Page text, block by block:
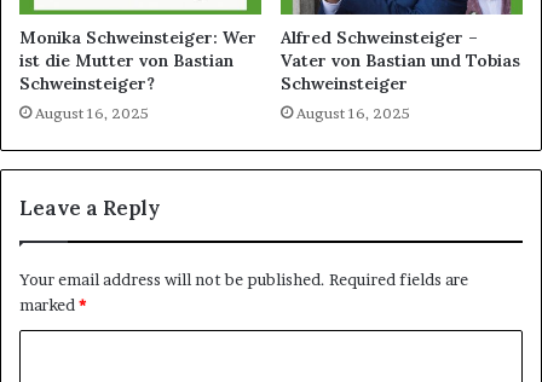
Monika Schweinsteiger: Wer
ist die Mutter von Bastian
Schweinsteiger?
August 16, 2025
Alfred Schweinsteiger –
Vater von Bastian und Tobias
Schweinsteiger
August 16, 2025
Leave a Reply
Your email address will not be published. Required fields are
marked *